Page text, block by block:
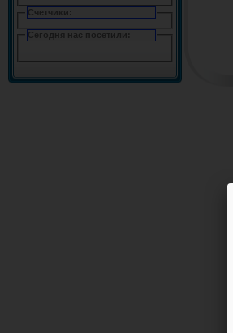
Счетчики:
Сегодня нас посетили: